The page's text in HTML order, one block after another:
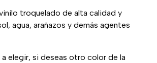
troquelado de alta calidad y
agua, arañazos y demás agentes
elegir, si deseas otro color de la